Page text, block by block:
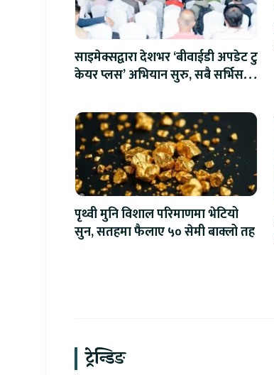
साइमेक्सद्वारा देशभर ‘बीवाईडी अपडेट टु
केयर प्लस’ अभियान सुरु, सबै सर्भिस
पृथ्वी मुनि विशाल परिमाणमा भेटियो
सुन, सतहमा फैलाए ५० सेमी बाक्लो तह
ट्रेन्डिङ